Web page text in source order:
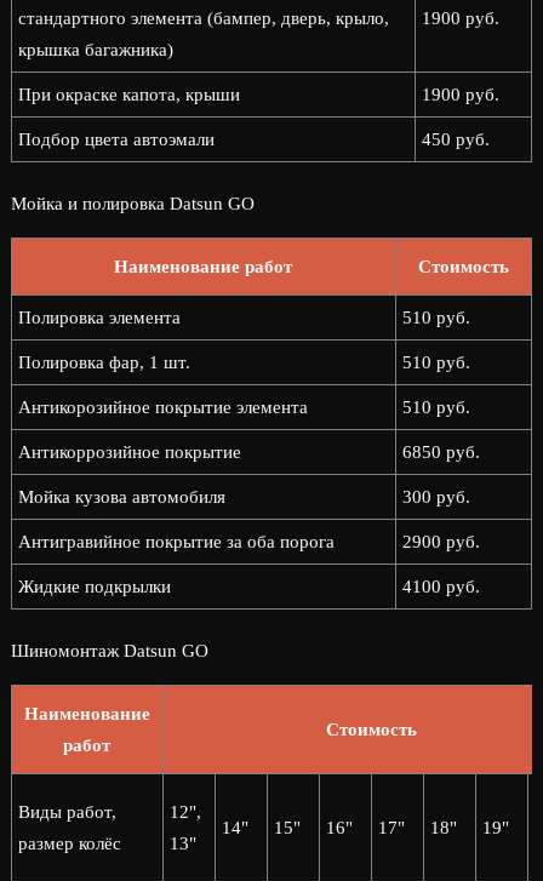
стандартного элемента (бампер, дверь, крыло,
крышка багажника)
1900 руб.
При окраске капота, крыши 1900 руб.
Подбор цвета автоэмали 450 руб.
Мойка и полировка Datsun GO
Наименование работ Стоимость
Полировка элемента 510 руб.
Полировка фар, 1 шт. 510 руб.
Антикорозийное покрытие элемента 510 руб.
Антикоррозийное покрытие 6850 руб.
Мойка кузова автомобиля 300 руб.
Антигравийное покрытие за оба порога 2900 руб.
Жидкие подкрылки 4100 руб.
Шиномонтаж Datsun GO
Наименование
работ
Стоимость
Виды работ,
размер колёс
12",
13"
14" 15" 16" 17" 18" 19"